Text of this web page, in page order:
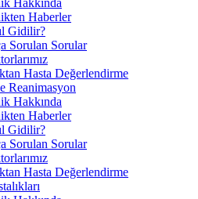
Haberler
Gidilir?
Sorulan Sorular
Hasta Değerlendirme
Reanimasyon
Hakkında
Haberler
Gidilir?
Sorulan Sorular
Hasta Değerlendirme